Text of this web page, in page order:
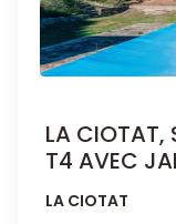
LA CIOTAT,
T4 AVEC
LA CIOTAT